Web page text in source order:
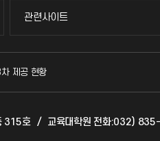
관련사이트
관련사이트
국방헬프콜
산학협력단
제공 현황
315호 / 교육대학원 전화:032)